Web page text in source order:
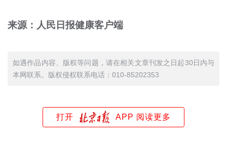
来源：人民日报健康客户端
如遇作品内容、版权等问题，请在相关文章刊发之日起30日内与
本网联系。版权侵权联系电话：010-85202353
打开 APP 阅读更多